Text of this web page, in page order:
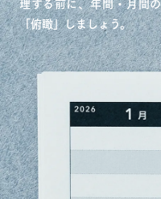
「俯瞰」しましょう。